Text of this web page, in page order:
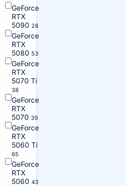
GeForce
RTX
5090 28
GeForce
RTX
5080 53
GeForce
RTX
5070 Ti
38
GeForce
RTX
5070 39
GeForce
RTX
5060 Ti
65
GeForce
RTX
5060 43